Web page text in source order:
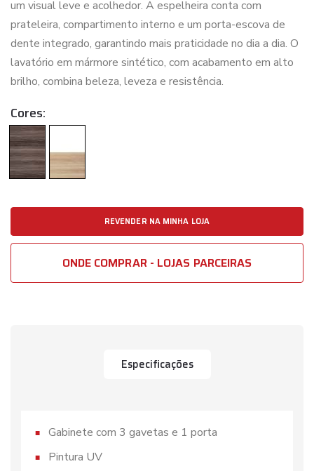
um visual leve e acolhedor. A espelheira conta com
prateleira, compartimento interno e um porta-escova de
dente integrado, garantindo mais praticidade no dia a dia. O
lavatório em mármore sintético, com acabamento em alto
brilho, combina beleza, leveza e resistência.
Cores:
REVENDER NA MINHA LOJA
ONDE COMPRAR - LOJAS PARCEIRAS
Especificações
Gabinete com 3 gavetas e 1 porta
Pintura UV